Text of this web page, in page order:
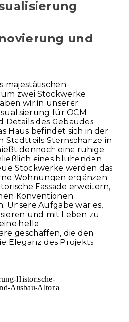
und
majestätischen
zwei Stockwerke
wir in unserer
für OCM
Details des Gebäudes
Haus befindet sich in der
Stadtteils Sternschanze in
dennoch eine ruhige
eines blühenden
Stockwerke werden das
Wohnungen ergänzen
Fassade erweitern,
Konventionen
Unsere Aufgabe war es,
und mit Leben zu
helle
geschaffen, die den
Eleganz des Projekts